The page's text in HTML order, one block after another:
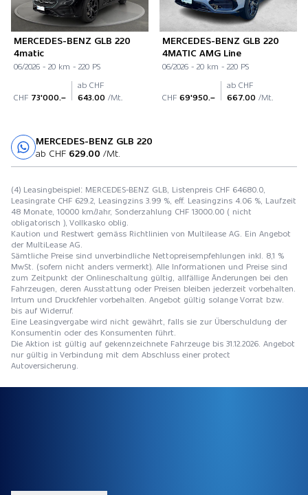
MERCEDES-BENZ GLB 220
4matic
06/2026 - 20 km - 220 PS
CHF 73'000.–
ab CHF
643.00 /Mt.
MERCEDES-BENZ GLB 220
4MATIC AMG Line
06/2026 - 20 km - 220 PS
CHF 69'950.–
ab CHF
667.00 /Mt.
MERCEDES-BENZ GLB 220
ab CHF 629.00 /Mt.
(4) Leasingbeispiel: MERCEDES-BENZ GLB, Listenpreis CHF 64680.0,
Leasingrate CHF 629.2, Leasingzins 3.99 %, eff. Leasingzins 4.06 %, Laufzeit
48 Monate, 10000 km/Jahr, Sonderzahlung CHF 13000.00 ( nicht
obligatorisch ), Vollkasko oblig.
Kaution und Restwert gemäss Richtlinien von Multilease AG. Ein Angebot
der MultiLease AG.
Sämtliche Preise sind unverbindliche Nettopreisempfehlungen inkl. 8,1 %
MwSt. (sofern nicht anders vermerkt). Alle Informationen und Preise sind
zum Zeitpunkt der Onlineschaltung gültig, allfällige Änderungen bei den
Fahrzeugen, deren Ausstattung oder Preisen bleiben jederzeit vorbehalten.
Irrtum und Druckfehler vorbehalten. Angebot gültig solange Vorrat bzw.
bis auf Widerruf.
Eine Leasingvergabe wird nicht gewährt, falls sie zur Überschuldung der
Konsumentin oder des Konsumenten führt.
Die Aktion ist gültig auf gekennzeichnete Fahrzeuge bis 31.12.2026. Angebot
nur gültig in Verbindung mit dem Abschluss einer protect
Autoversicherung.